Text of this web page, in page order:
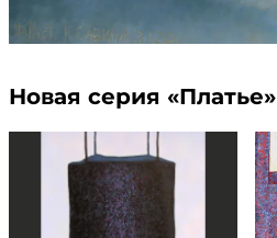
Новая серия «Платье»